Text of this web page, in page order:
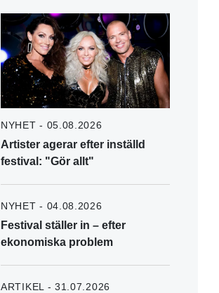
NYHET - 05.08.2026
Artister agerar efter inställd
festival: "Gör allt"
NYHET - 04.08.2026
Festival ställer in – efter
ekonomiska problem
ARTIKEL - 31.07.2026